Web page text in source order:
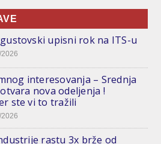
upisni rok na ITS-u
interesovanja – Srednja
nova odeljenja !
ste vi to tražili
rastu 3x brže od